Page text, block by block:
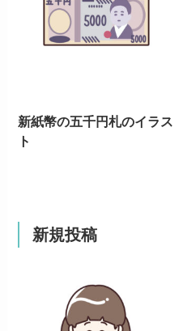
新紙幣の五千円札のイラス
ト
新規投稿